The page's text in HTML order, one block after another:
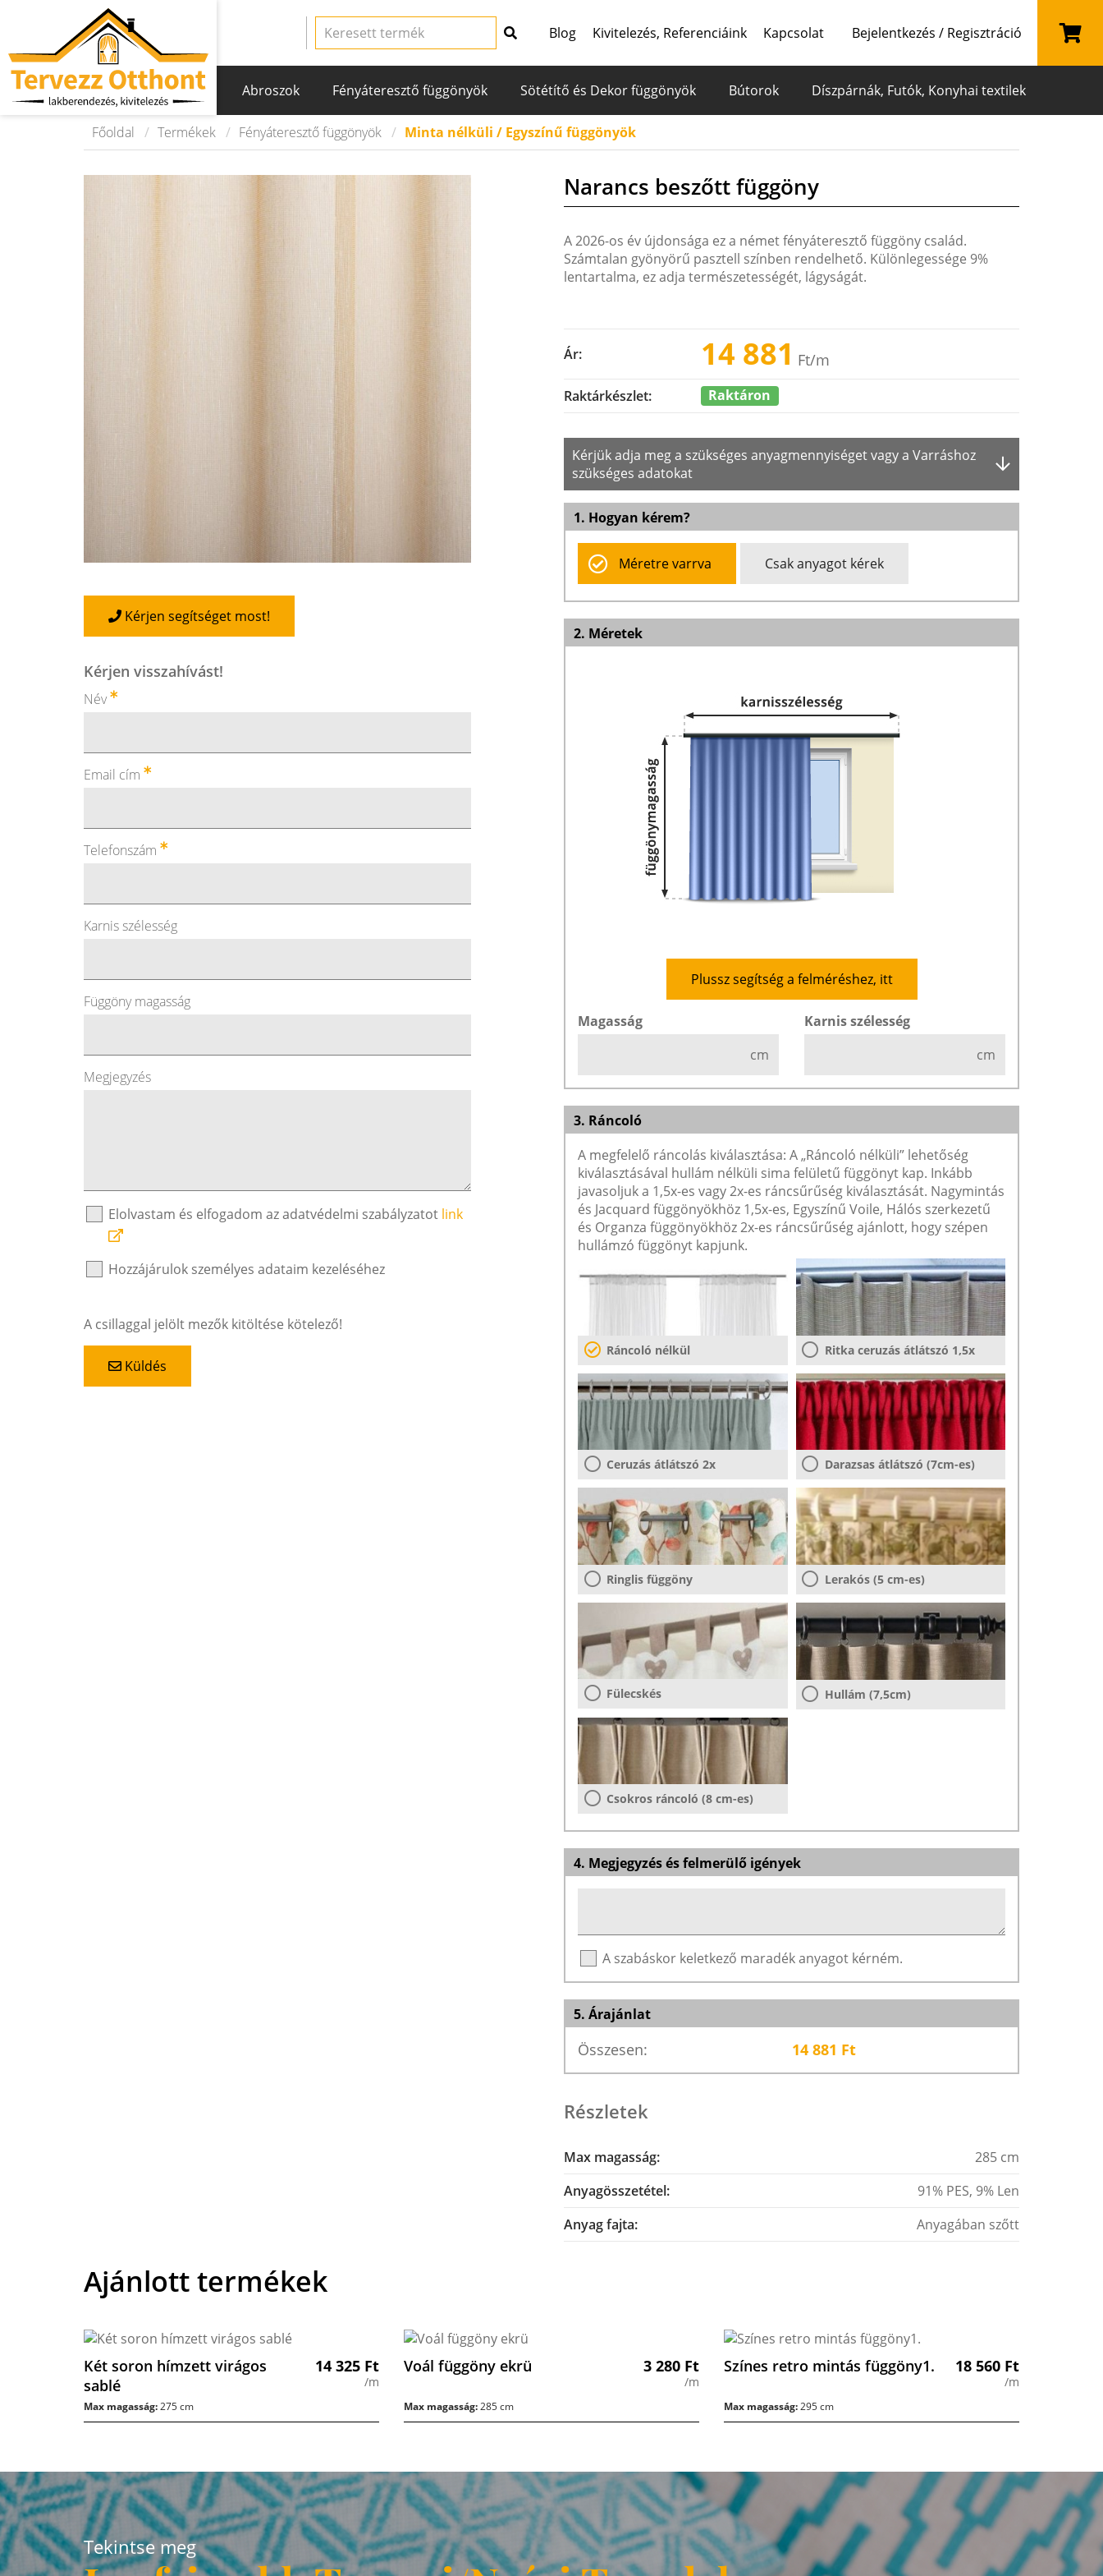
Blog Kivitelezés, Referenciáink Kapcsolat Bejelentkezés / Regisztráció
Abroszok Fényáteresztő függönyök Sötétítő és Dekor függönyök Bútorok Díszpárnák, Futók, Konyhai textilek
Főoldal Termékek Fényáteresztő függönyök Minta nélküli / Egyszínű függönyök
Kérjen segítséget most!
Kérjen visszahívást!
Név
Email cím
Telefonszám
Karnis szélesség
Függöny magasság
Megjegyzés
Elolvastam és elfogadom az adatvédelmi szabályzatot link
Hozzájárulok személyes adataim kezeléséhez
A csillaggal jelölt mezők kitöltése kötelező!
Küldés
Narancs beszőtt függöny
A 2026-os év újdonsága ez a német fényáteresztő függöny család.
Számtalan gyönyörű pasztell színben rendelhető. Különlegessége 9%
lentartalma, ez adja természetességét, lágyságát.
Ár: 14 881 Ft/m
Raktárkészlet: Raktáron
Kérjük adja meg a szükséges anyagmennyiséget vagy a Varráshoz
szükséges adatokat
1. Hogyan kérem?
Méretre varrva Csak anyagot kérek
2. Méretek
Plussz segítség a felméréshez, itt
Magasság
cm
Karnis szélesség
cm
3. Ráncoló
A megfelelő ráncolás kiválasztása: A „Ráncoló nélküli” lehetőség
kiválasztásával hullám nélküli sima felületű függönyt kap. Inkább
javasoljuk a 1,5x-es vagy 2x-es ráncsűrűség kiválasztását. Nagymintás
és Jacquard függönyökhöz 1,5x-es, Egyszínű Voile, Hálós szerkezetű
és Organza függönyökhöz 2x-es ráncsűrűség ajánlott, hogy szépen
hullámzó függönyt kapjunk.
Ráncoló nélkül Ritka ceruzás átlátszó 1,5x
Ceruzás átlátszó 2x Darazsas átlátszó (7cm-es)
Ringlis függöny Lerakós (5 cm-es)
Fülecskés Hullám (7,5cm)
Csokros ráncoló (8 cm-es)
4. Megjegyzés és felmerülő igények
A szabáskor keletkező maradék anyagot kérném.
5. Árajánlat
Összesen: 14 881 Ft
Részletek
Max magasság:
285 cm
Anyagösszetétel:
91% PES, 9% Len
Anyag fajta:
Anyagában szőtt
Ajánlott termékek
Két soron hímzett virágos
sablé
14 325 Ft
/m
Max magasság:275 cm
Voál függöny ekrü 3 280 Ft
/m
Max magasság:285 cm
Színes retro mintás függöny1. 18 560 Ft
/m
Max magasság:295 cm
Tekintse meg